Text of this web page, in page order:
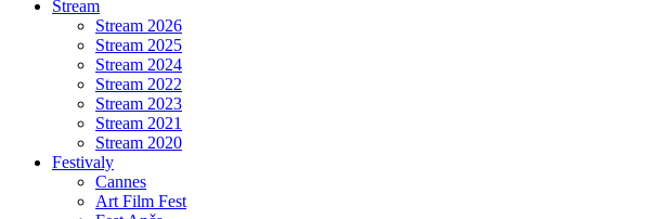
Stream
Stream 2026
Stream 2025
Stream 2024
Stream 2022
Stream 2023
Stream 2021
Stream 2020
Festivaly
Cannes
Art Film Fest